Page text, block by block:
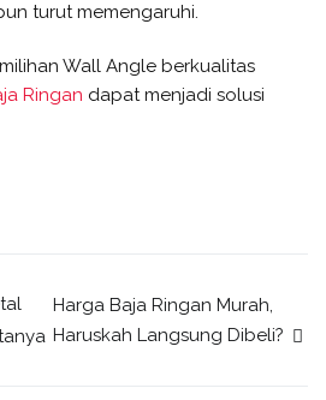
turut memengaruhi.
Wall Angle berkualitas
Ringan dapat menjadi solusi
Harga Baja Ringan Murah,
Haruskah Langsung Dibeli?